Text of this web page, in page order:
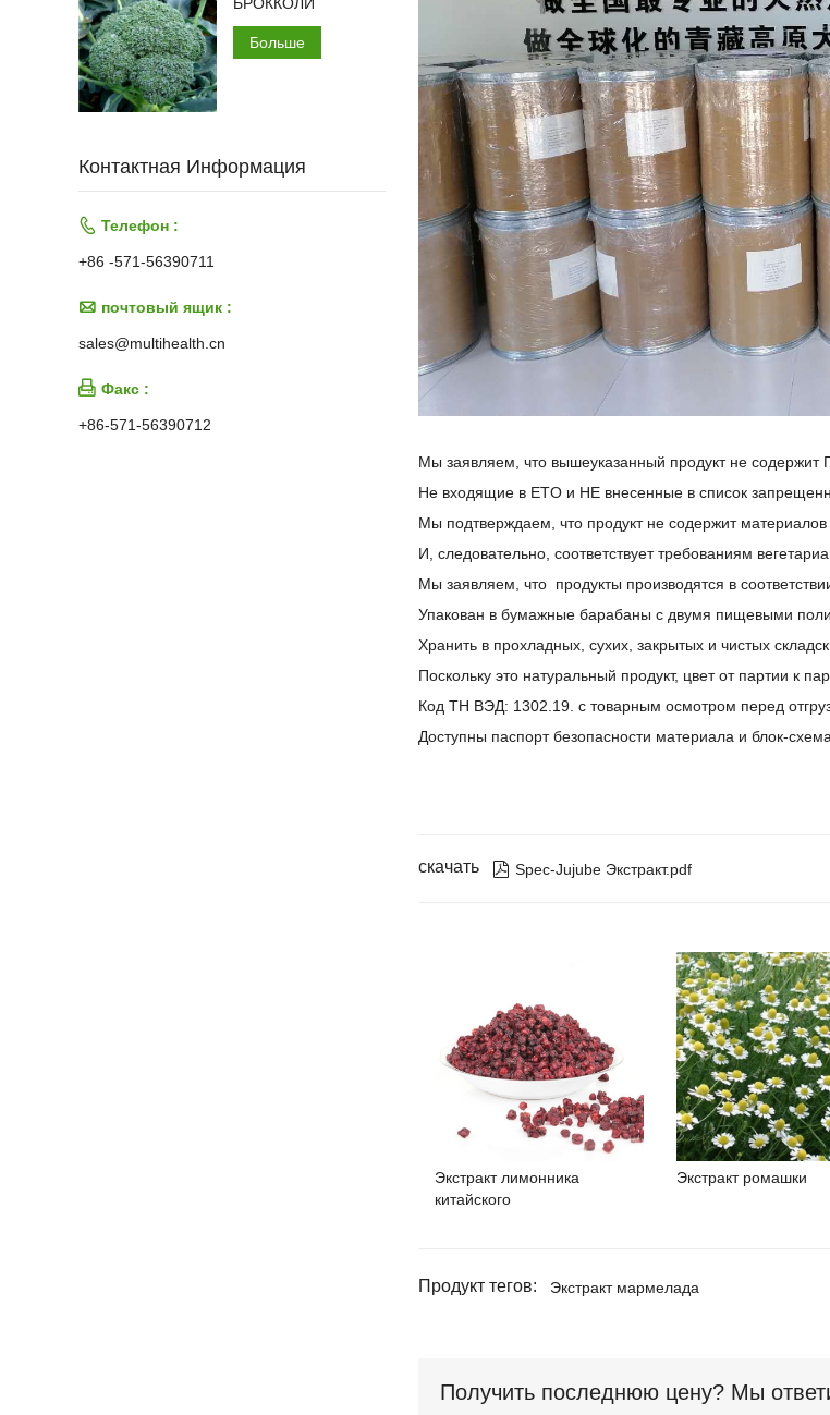
Мы заявляем, что вышеуказанный продукт не содержит
Не входящие в ETO и НЕ внесенные в список
Мы подтверждаем, что продукт не содержит материалов
И, следовательно, соответствует требованиям
Мы заявляем, что продукты производятся в
Упакован в бумажные барабаны с двумя пищевыми
Хранить в прохладных, сухих, закрытых и чистых
Поскольку это натуральный продукт, цвет от партии к
Код ТН ВЭД: 1302.19. с товарным осмотром перед
Доступны паспорт безопасности материала и блок-схема
скачать  Spec-Jujube Экстракт.pdf
Экстракт лимонника
китайского
Экстракт ромашки
Продукт тегов: Экстракт мармелада
Получить последнюю цену? Мы
БРОККОЛИ
Больше
Контактная Информация
 Телефон :
+86 -571-56390711
 почтовый ящик :
sales@multihealth.cn
 Факс :
+86-571-56390712